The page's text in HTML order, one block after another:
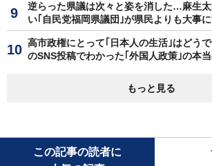
逆らった県議は次々と姿を消した…麻生
い｢自民党福岡県議団｣が県民よりも大事
高市政権にとって｢日本人の生活｣はどう
のSNS投稿でわかった｢外国人政策｣の本
もっと見る
この記事の読者に